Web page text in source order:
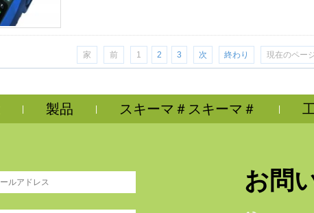
家 前 1 2 3 次 終わり 現在のペー
製品 スキーマ＃スキーマ＃
お問